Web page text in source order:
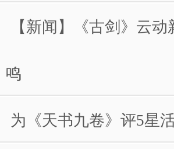
【新闻】《古剑》云
鸣
为《天书九卷》评5星